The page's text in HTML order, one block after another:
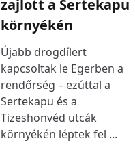
zajlott a Sertekapu
környékén
Újabb drogdílert
kapcsoltak le Egerben a
rendőrség – ezúttal a
Sertekapu és a
Tizeshonvéd utcák
környékén léptek fel ...